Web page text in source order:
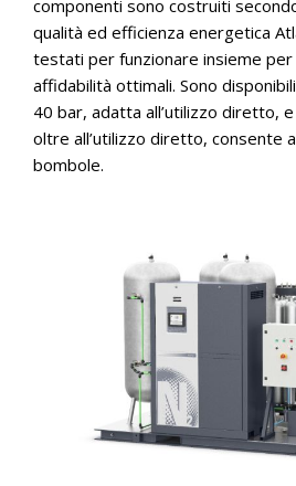
componenti sono costruiti
qualità ed efficienza energetica
testati per funzionare insieme
affidabilità ottimali. Sono
40 bar, adatta all’utilizzo diretto,
oltre all’utilizzo diretto, consente
bombole.